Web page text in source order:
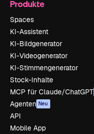
Produkte
Spaces
KI-Assistent
KI-Bildgenerator
KI-Videogenerator
KI-Stimmengenerator
Stock-Inhalte
MCP für Claude/ChatGPT
Agenten Neu
API
Mobile App